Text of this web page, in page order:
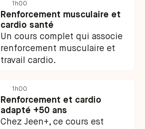
1h00
Renforcement musculaire et
cardio santé
Un cours complet qui associe
renforcement musculaire et
travail cardio.
1h00
Renforcement et cardio
adapté +50 ans
Chez Jeen+, ce cours est